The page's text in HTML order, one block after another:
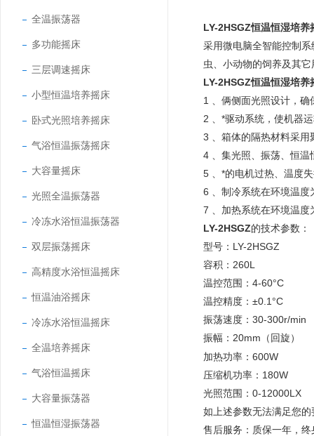
全温振荡器
多功能摇床
三层调速摇床
小型恒温培养摇床
卧式光照培养摇床
气浴恒温振荡摇床
大容量摇床
光照全温振荡器
冷冻水浴恒温振荡器
双层振荡摇床
高精度水浴恒温摇床
恒温油浴摇床
冷冻水浴恒温摇床
全温培养摇床
气浴恒温摇床
大容量振荡器
恒温恒湿振荡器
LY-2HSGZ恒温恒湿培养
采用微电脑全智能控制
虫、小动物的饲养及其
LY-2HSGZ恒温恒湿培养
1
、俩侧面光照设计，确
2
、*驱动系统，使机器
3
、箱体的隔热材料采
4
、集光照、振荡、恒
5
、*的电机过热、温度
6
、制冷系统在环境温度
7
、加热系统在环境温度
LY-2HSGZ的技术参数：
型号：LY-2HSGZ
容积：260L
温控范围：4-60°C
温控精度：±0.1°C
振荡速度： 30-300r/min
振幅： 20mm （回旋）
加热功率： 600W
压缩机功率： 180W
光照范围： 0-12000LX
如上述参数无法满足您
售后服务：质保一年，终